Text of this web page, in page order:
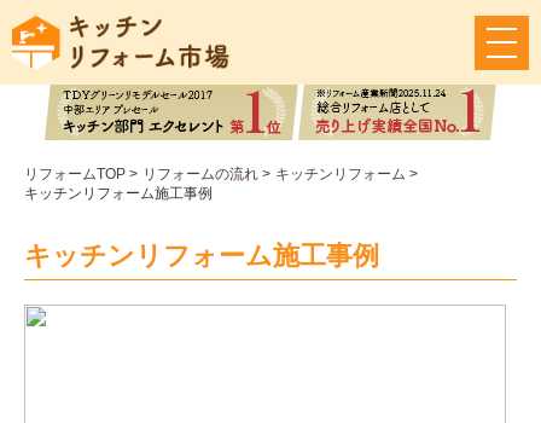
メ
ニ
リフォームTOP > リフォームの流れ > キッチンリフォーム >
キッチンリフォーム施工事例
キッチンリフォーム施工事例